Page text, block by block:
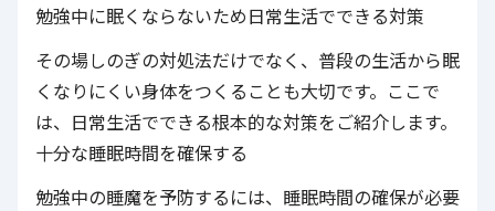
勉強中に眠くならないため日常生活でできる対策
その場しのぎの対処法だけでなく、普段の生活から眠
くなりにくい身体をつくることも大切です。ここで
は、日常生活でできる根本的な対策をご紹介します。
十分な睡眠時間を確保する
勉強中の睡魔を予防するには、睡眠時間の確保が必要